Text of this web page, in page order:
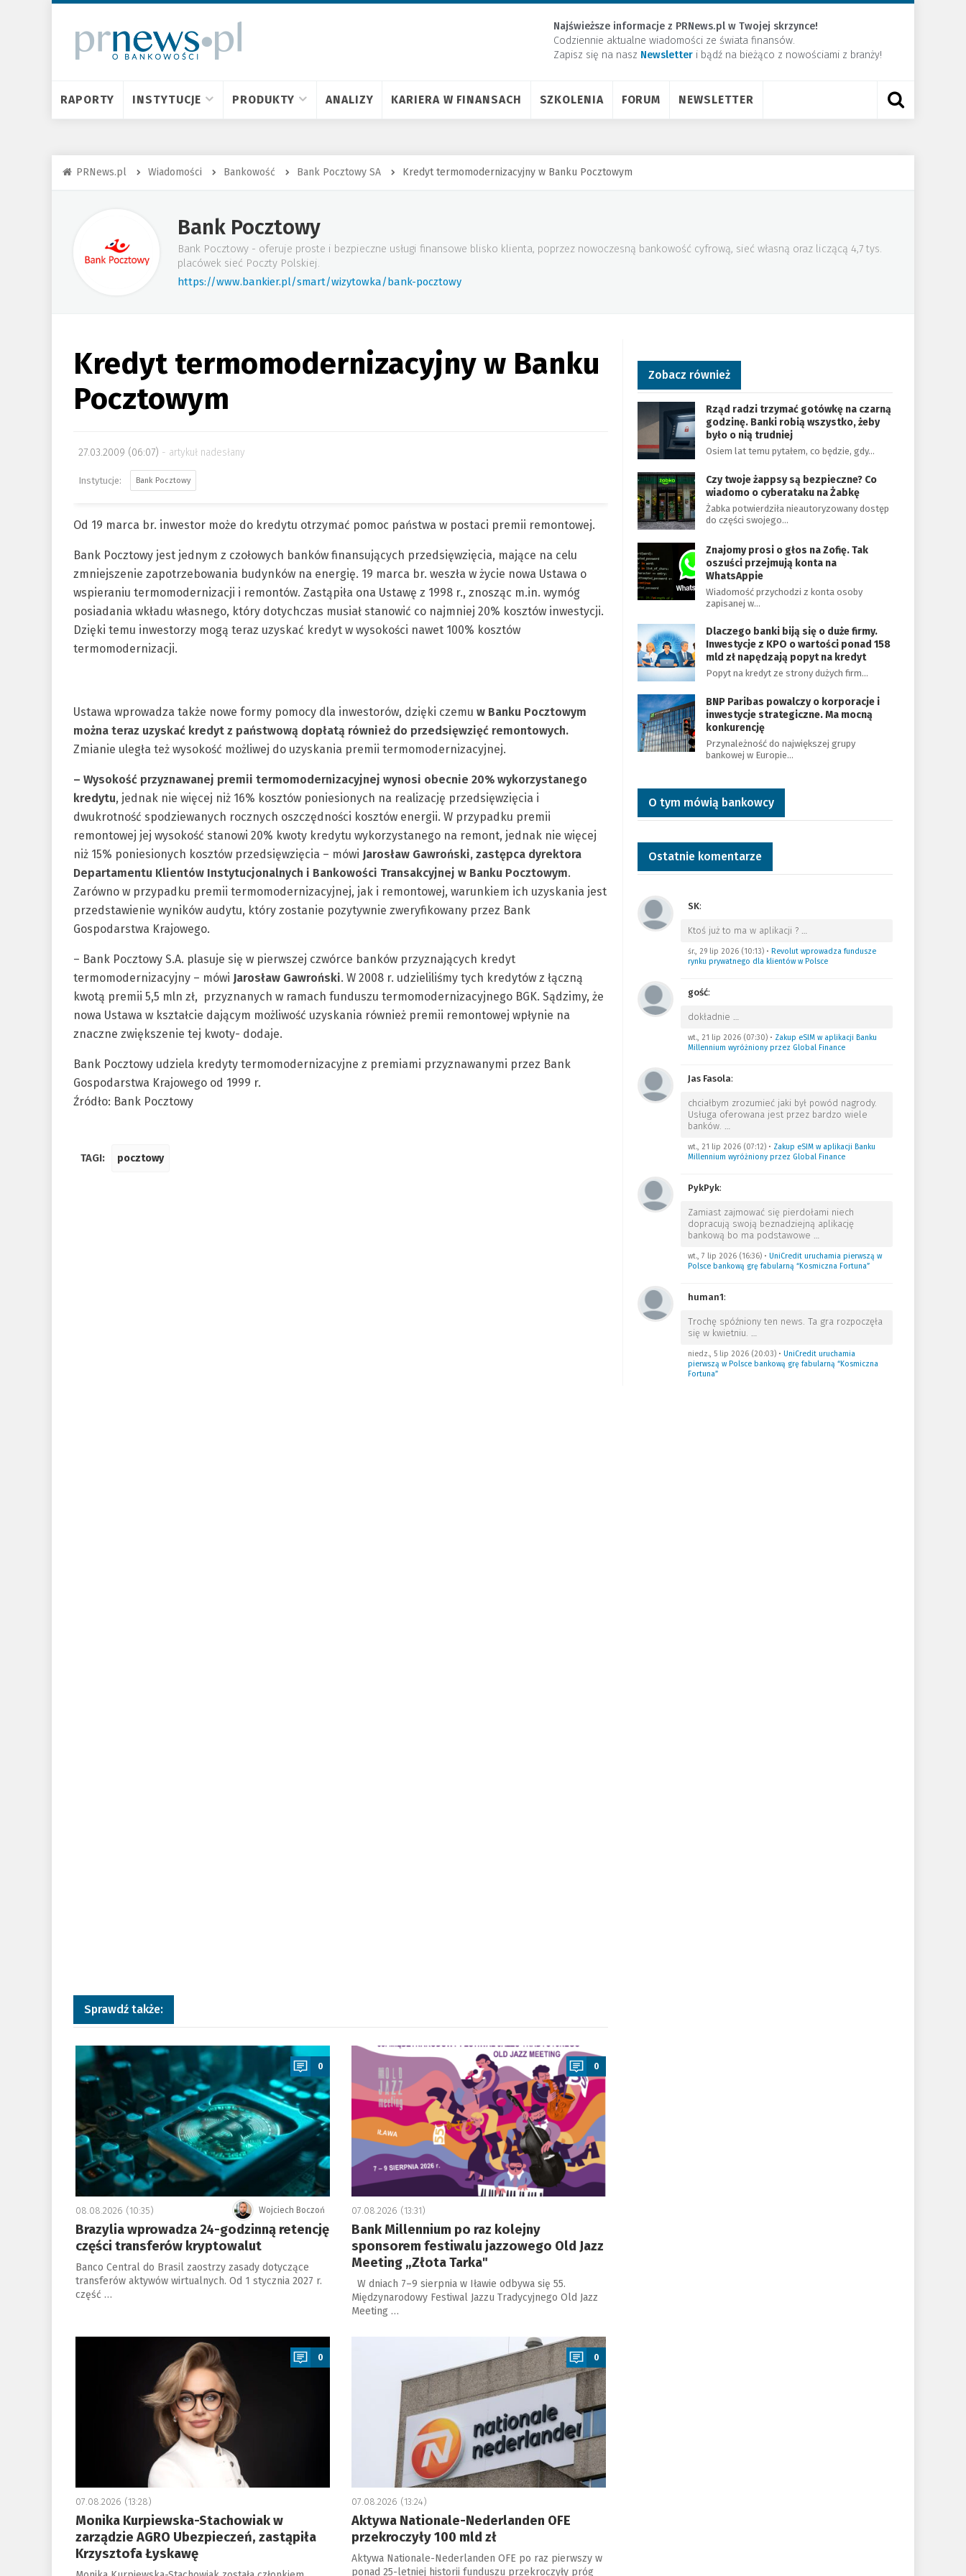
Najświeższe informacje z PRNews.pl w Twojej skrzynce!
Codziennie aktualne wiadomości ze świata finansów.
Zapisz się na nasz Newsletter ​i bądź na bieżąco z nowościami z branży!
RAPORTY INSTYTUCJE PRODUKTY ANALIZY KARIERA W FINANSACH SZKOLENIA FORUM NEWSLETTER
PRNews.pl Wiadomości Bankowość Bank Pocztowy SA Kredyt termomodernizacyjny w Banku Pocztowym
Bank Pocztowy
Bank Pocztowy - oferuje proste i bezpieczne usługi finansowe blisko klienta, poprzez nowoczesną bankowość cyfrową, sieć własną oraz liczącą 4,7 tys.
placówek sieć Poczty Polskiej.
https://www.bankier.pl/smart/wizytowka/bank-pocztowy
Kredyt termomodernizacyjny w Banku
Pocztowym
27.03.2009 (06:07) artykuł nadesłany
Bank Pocztowy
Od 19 marca br. inwestor może do kredytu otrzymać pomoc państwa w postaci premii remontowej.
Bank Pocztowy jest jednym z czołowych banków finansujących przedsięwzięcia, mające na celu
zmniejszenie zapotrzebowania budynków na energię. 19 marca br. weszła w życie nowa Ustawa o
wspieraniu termomodernizacji i remontów. Zastąpiła ona Ustawę z 1998 r., znosząc m.in. wymóg
posiadania wkładu własnego, który dotychczas musiał stanowić co najmniej 20% kosztów inwestycji.
Dzięki temu inwestorzy mogą teraz uzyskać kredyt w wysokości nawet 100% kosztów
termomodernizacji.
Ustawa wprowadza także nowe formy pomocy dla inwestorów, dzięki czemu w Banku Pocztowym
można teraz uzyskać kredyt z państwową dopłatą również do przedsięwzięć remontowych.
Zmianie uległa też wysokość możliwej do uzyskania premii termomodernizacyjnej.
– Wysokość przyznawanej premii termomodernizacyjnej wynosi obecnie 20% wykorzystanego
kredytu, jednak nie więcej niż 16% kosztów poniesionych na realizację przedsięwzięcia i
dwukrotność spodziewanych rocznych oszczędności kosztów energii. W przypadku premii
remontowej jej wysokość stanowi 20% kwoty kredytu wykorzystanego na remont, jednak nie więcej
niż 15% poniesionych kosztów przedsięwzięcia – mówi Jarosław Gawroński, zastępca dyrektora
Departamentu Klientów Instytucjonalnych i Bankowości Transakcyjnej w Banku Pocztowym.
Zarówno w przypadku premii termomodernizacyjnej, jak i remontowej, warunkiem ich uzyskania jest
przedstawienie wyników audytu, który zostanie pozytywnie zweryfikowany przez Bank
Gospodarstwa Krajowego.
– Bank Pocztowy S.A. plasuje się w pierwszej czwórce banków przyznających kredyt
termomodernizacyjny – mówi Jarosław Gawroński. W 2008 r. udzieliliśmy tych kredytów z łączną
kwotą premii 5,5 mln zł, przyznanych w ramach funduszu termomodernizacyjnego BGK. Sądzimy, że
nowa Ustawa w kształcie dającym możliwość uzyskania również premii remontowej wpłynie na
znaczne zwiększenie tej kwoty- dodaje.
Bank Pocztowy udziela kredyty termomodernizacyjne z premiami przyznawanymi przez Bank
Gospodarstwa Krajowego od 1999 r.
Źródło: Bank Pocztowy
TAGI: pocztowy
Sprawdź także:
a
0
Wojciech Boczoń
08.08.2026 (10:35)
Brazylia wprowadza 24-godzinną retencję
części transferów kryptowalut
Banco Central do Brasil zaostrzy zasady dotyczące
transferów aktywów wirtualnych. Od 1 stycznia 2027 r.
część …
a
0
07.08.2026 (13:31)
Bank Millennium po raz kolejny
sponsorem festiwalu jazzowego Old Jazz
Meeting „Złota Tarka"
W dniach 7–9 sierpnia w Iławie odbywa się 55.
Międzynarodowy Festiwal Jazzu Tradycyjnego Old Jazz
Meeting …
a
0
07.08.2026 (13:28)
Monika Kurpiewska-Stachowiak w
zarządzie AGRO Ubezpieczeń, zastąpiła
Krzysztofa Łyskawę
0
07.08.2026 (13:24)
Aktywa Nationale-Nederlanden OFE
przekroczyły 100 mld zł
Aktywa Nationale-Nederlanden OFE po raz pierwszy w
ponad 25-letniej historii funduszu przekroczyły próg
Zobacz również
Rząd radzi trzymać gotówkę na czarną
godzinę. Banki robią wszystko, żeby
było o nią trudniej
Osiem lat temu pytałem, co będzie, gdy…
Czy twoje żappsy są bezpieczne? Co
wiadomo o cyberataku na Żabkę
Żabka potwierdziła nieautoryzowany dostęp
do części swojego…
Znajomy prosi o głos na Zofię. Tak
oszuści przejmują konta na
WhatsAppie
Wiadomość przychodzi z konta osoby
zapisanej w…
Dlaczego banki biją się o duże firmy.
Inwestycje z KPO o wartości ponad 158
mld zł napędzają popyt na kredyt
Popyt na kredyt ze strony dużych firm…
BNP Paribas powalczy o korporacje i
inwestycje strategiczne. Ma mocną
konkurencję
Przynależność do największej grupy
bankowej w Europie…
O tym mówią bankowcy
Ostatnie komentarze
SK:
Ktoś już to ma w aplikacji ? …
śr., 29 lip 2026 (10:13)• Revolut wprowadza fundusze
rynku prywatnego dla klientów w Polsce
gość:
dokładnie …
wt., 21 lip 2026 (07:30)• Zakup eSIM w aplikacji Banku
Millennium wyróżniony przez Global Finance
Jas Fasola:
chciałbym zrozumieć jaki był powód nagrody.
Usługa oferowana jest przez bardzo wiele
banków. …
wt., 21 lip 2026 (07:12)• Zakup eSIM w aplikacji Banku
Millennium wyróżniony przez Global Finance
PykPyk:
Zamiast zajmować się pierdołami niech
dopracują swoją beznadziejną aplikację
bankową bo ma podstawowe …
wt., 7 lip 2026 (16:36)• UniCredit uruchamia pierwszą w
Polsce bankową grę fabularną “Kosmiczna Fortuna”
human1:
Trochę spóźniony ten news. Ta gra rozpoczęła
się w kwietniu. …
niedz., 5 lip 2026 (20:03)• UniCredit uruchamia
pierwszą w Polsce bankową grę fabularną “Kosmiczna
Fortuna”